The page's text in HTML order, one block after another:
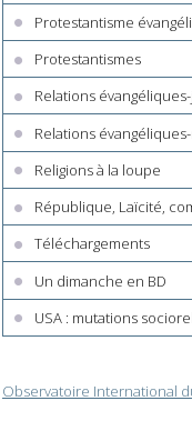
Protestantisme
Protestantismes
Relations
Relations
Religions à la loupe
République, Laïcité,
Téléchargements
Un dimanche en BD
USA : mutations
Observatoire International